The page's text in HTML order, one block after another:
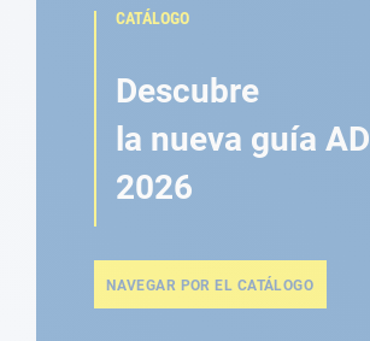
CATÁLOGO
Descubre
la nueva guía AD
2026
NAVEGAR POR EL CATÁLOGO